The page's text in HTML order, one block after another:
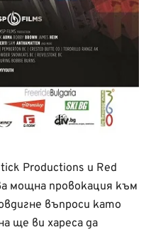
Productions и Red
мощна провокация към
въпроси като
ще ви хареса да